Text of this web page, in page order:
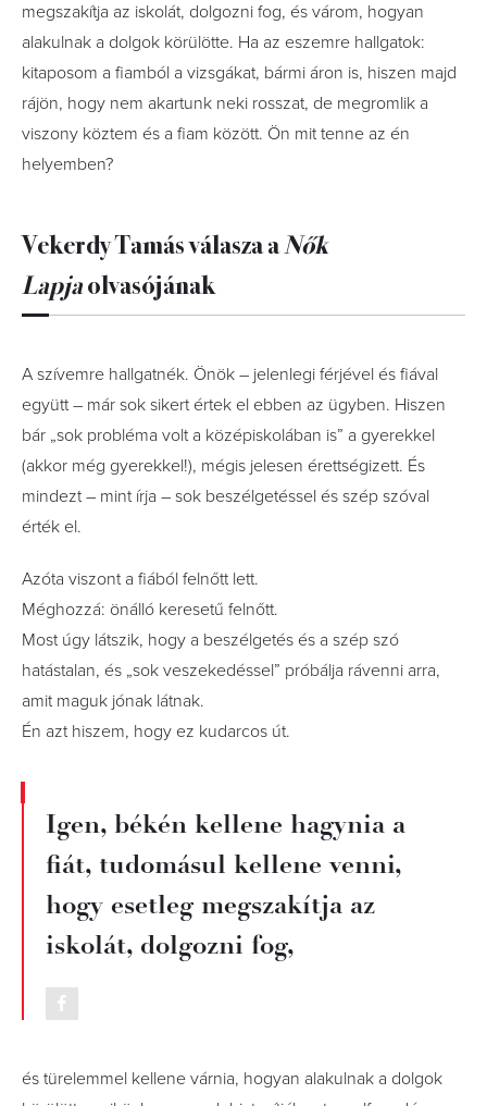
megszakítja az iskolát, dolgozni fog, és várom, hogyan
alakulnak a dolgok körülötte. Ha az eszemre hallgatok:
kitaposom a fiamból a vizsgákat, bármi áron is, hiszen majd
rájön, hogy nem akartunk neki rosszat, de megromlik a
viszony köztem és a fiam között. Ön mit tenne az én
helyemben?
Vekerdy Tamás válasza aNők
Lapjaolvasójának
A szívemre hallgatnék. Önök – jelenlegi férjével és fiával
együtt – már sok sikert értek el ebben az ügyben. Hiszen
bár „sok probléma volt a középiskolában is” a gyerekkel
(akkor még gyerekkel!), mégis jelesen érettségizett. És
mindezt – mint írja – sok beszélgetéssel és szép szóval
érték el.
Azóta viszont a fiából felnőtt lett.
Méghozzá: önálló keresetű felnőtt.
Most úgy látszik, hogy a beszélgetés és a szép szó
hatástalan, és „sok veszekedéssel” próbálja rávenni arra,
amit maguk jónak látnak.
Én azt hiszem, hogy ez kudarcos út.
Igen, békén kellene hagynia a
fiát, tudomásul kellene venni,
hogy esetleg megszakítja az
iskolát, dolgozni fog,
és türelemmel kellene várnia, hogyan alakulnak a dolgok